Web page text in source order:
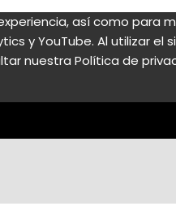
así como para
y YouTube. Al utilizar
nuestra Política de